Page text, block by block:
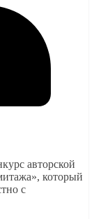
авторской
который
с